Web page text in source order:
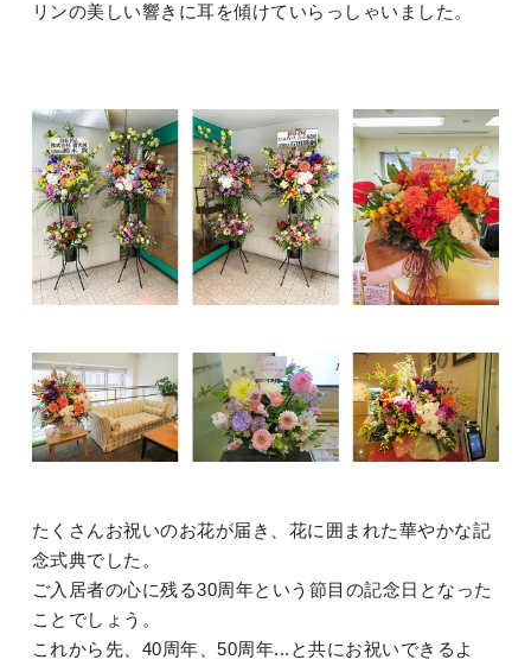
リンの美しい響きに耳を傾けていらっしゃいました。
たくさんお祝いのお花が届き、花に囲まれた華やかな記
念式典でした。
ご入居者の心に残る30周年という節目の記念日となった
ことでしょう。
これから先、40周年、50周年...と共にお祝いできるよ